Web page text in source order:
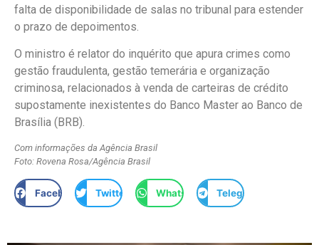
falta de disponibilidade de salas no tribunal para estender
o prazo de depoimentos.
O ministro é relator do inquérito que apura crimes como
gestão fraudulenta, gestão temerária e organização
criminosa, relacionados à venda de carteiras de crédito
supostamente inexistentes do Banco Master ao Banco de
Brasília (BRB).
Com informações da Agência Brasil
Foto: Rovena Rosa/Agência Brasil
Facebook Twitter WhatsApp Telegram